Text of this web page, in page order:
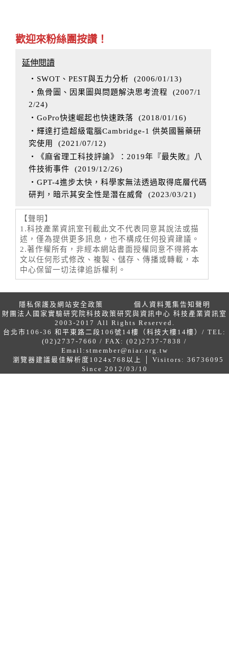
歡迎來粉絲團按讚！
延伸閱讀
‧SWOT、PEST與五力分析 (2006/01/13)
‧魚骨圖、因果圖與問題解決思考流程
(2007/1
2/24)
‧GoPro快速崛起也快速跌落 (2018/01/16)
‧輝達打造超級電腦Cambridge-1 供英國醫藥研
究使用
(2021/07/12)
‧《麻省理工科技評論》：2019年『最失敗』八
件技術事件 (2019/12/26)
‧GPT-4進步太快，科學家無法透過取得底層代碼
研判，暗示其安全性是潛在威脅
(2023/03/21)
【聲明】
1.科技產業資訊室刊載此文不代表同意其說法或描
述，僅為提供更多訊息，也不構成任何投資建議。
2.著作權所有，非經本網站書面授權同意不得將本
文以任何形式修改、複製、儲存、傳播或轉載，本
中心保留一切法律追訴權利。
隱私保護及網站安全政策
個人資料蒐集告知聲明
財團法人國家實驗研究院科技政策研究與資訊中心 科技產業資訊室
2003-2017 All Rights Reserved.
台北市106-36 和平東路二段106號14樓（科技大樓14樓）/ TEL:
(02)2737-7660 / FAX: (02)2737-7838 /
Email: stmember@niar.org.tw
瀏覽器建議最佳解析度1024x768以上 │ Visitors: 36736095
Since 2012/03/10